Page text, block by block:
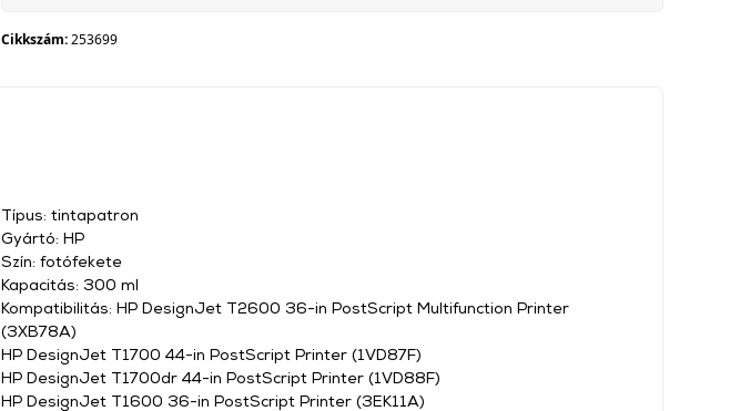
Cikkszám:253699
Típus: tintapatron
Gyártó: HP
Szín: fotófekete
Kapacitás: 300 ml
Kompatibilitás: HP DesignJet T2600 36-in PostScript Multifunction Printer
(3XB78A)
HP DesignJet T1700 44-in PostScript Printer (1VD87F)
HP DesignJet T1700dr 44-in PostScript Printer (1VD88F)
HP DesignJet T1600 36-in PostScript Printer (3EK11A)